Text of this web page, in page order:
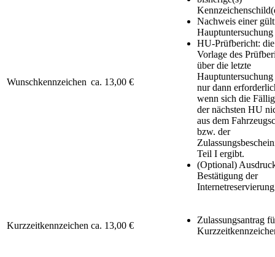
Wunschkennzeichen ca. 13,00 €
Nachweis einer
Hauptuntersuchung
HU-Prüfbericht: die
Vorlage des
über die letzte
Hauptuntersuchung
nur dann
wenn sich die
der nächsten HU
aus dem
bzw. der
Teil I ergibt.
(Optional)
Bestätigung der
Internetreservierung
Kurzzeitkennzeichen ca. 13,00 €
Zulassungsantrag